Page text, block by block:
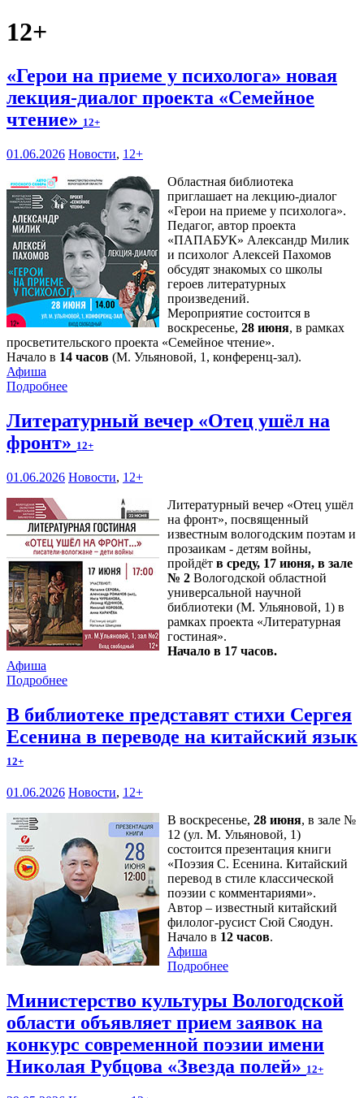
12+
«Герои на приеме у психолога» новая
лекция-диалог проекта «Семейное
чтение» 12+
01.06.2026 Новости, 12+
Областная библиотека
приглашает на лекцию-диалог
«Герои на приеме у психолога».
Педагог, автор проекта
«ПАПАБУК» Александр Милик
и психолог Алексей Пахомов
обсудят знакомых со школы
героев литературных
произведений.
Мероприятие состоится в
воскресенье, 28 июня, в рамках
просветительского проекта «Семейное чтение».
Начало в 14 часов (М. Ульяновой, 1, конференц-зал).
Афиша
Подробнее
Литературный вечер «Отец ушёл на
фронт» 12+
01.06.2026 Новости, 12+
Литературный вечер «Отец ушёл
на фронт», посвященный
известным вологодским поэтам и
прозаикам - детям войны,
пройдёт в среду, 17 июня, в зале
№ 2 Вологодской областной
универсальной научной
библиотеки (М. Ульяновой, 1) в
рамках проекта «Литературная
гостиная».
Начало в 17 часов.
Афиша
Подробнее
В библиотеке представят стихи Сергея
Есенина в переводе на китайский язык
12+
01.06.2026 Новости, 12+
В воскресенье, 28 июня, в зале №
12 (ул. М. Ульяновой, 1)
состоится презентация книги
«Поэзия С. Есенина. Китайский
перевод в стиле классической
поэзии с комментариями».
Автор – известный китайский
филолог-русист Сюй Сяодун.
Начало в 12 часов.
Афиша
Подробнее
Министерство культуры Вологодской
области объявляет прием заявок на
конкурс современной поэзии имени
Николая Рубцова «Звезда полей» 12+